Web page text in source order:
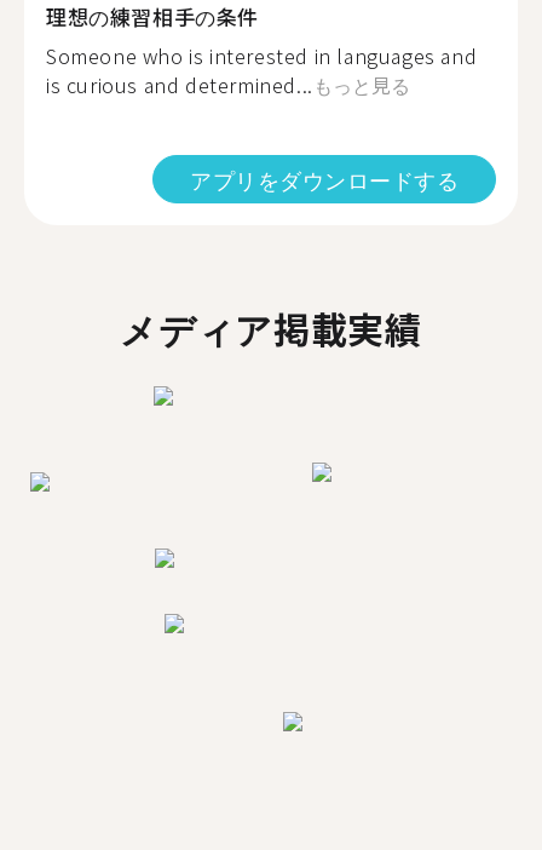
理想の練習相手の条件
Someone who is interested in languages and
is curious and determined... もっと見る
アプリをダウンロードする
メディア掲載実績